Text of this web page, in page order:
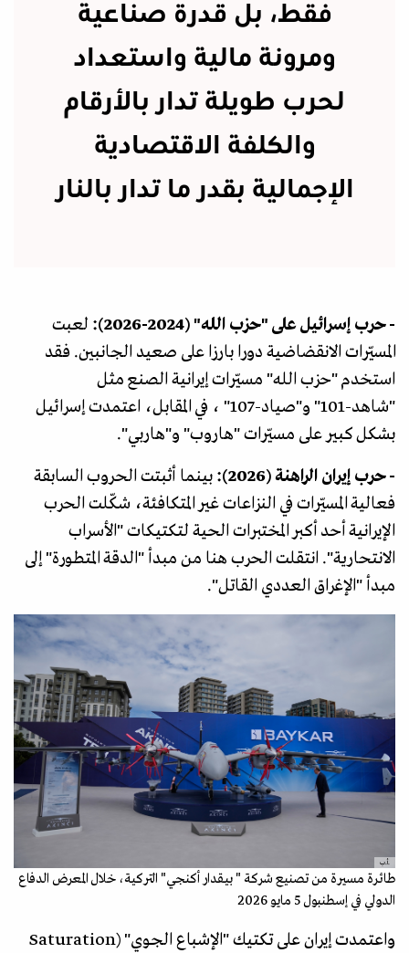
فقط، بل قدرة صناعية
ومرونة مالية واستعداد
لحرب طويلة تدار بالأرقام
والكلفة الاقتصادية
الإجمالية بقدر ما تدار بالنار
- حرب إسرائيل على "حزب الله" (2024-2026):
لعبت
المسيّرات الانقضاضية دورا بارزا على صعيد الجانبين. فقد
استخدم "حزب الله" مسيّرات إيرانية الصنع مثل
"شاهد-101" و"صياد-107" ، في المقابل، اعتمدت إسرائيل
بشكل كبير على مسيّرات "هاروب" و"هاربي".
- حرب إيران الراهنة (2026):
بينما أثبتت الحروب السابقة
فعالية المسيّرات في النزاعات غير المتكافئة، شكّلت الحرب
الإيرانية أحد أكبر المختبرات الحية لتكتيكات "الأسراب
الانتحارية". انتقلت الحرب هنا من مبدأ "الدقة المتطورة" إلى
مبدأ "الإغراق العددي القاتل".
.أ.ب
طائرة مسيرة من تصنيع شركة " بيقدار أكنجي" التركية، خلال المعرض الدفاع
الدولي في إسطنبول 5 مايو 2026
واعتمدت إيران على تكتيك "الإشباع الجوي" (Saturation